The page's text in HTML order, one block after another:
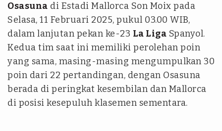
Osasuna di Estadi Mallorca Son Moix pada
Selasa, 11 Februari 2025, pukul 03.00 WIB,
dalam lanjutan pekan ke-23 La Liga Spanyol.
Kedua tim saat ini memiliki perolehan poin
yang sama, masing-masing mengumpulkan 30
poin dari 22 pertandingan, dengan Osasuna
berada di peringkat kesembilan dan Mallorca
di posisi kesepuluh klasemen sementara.